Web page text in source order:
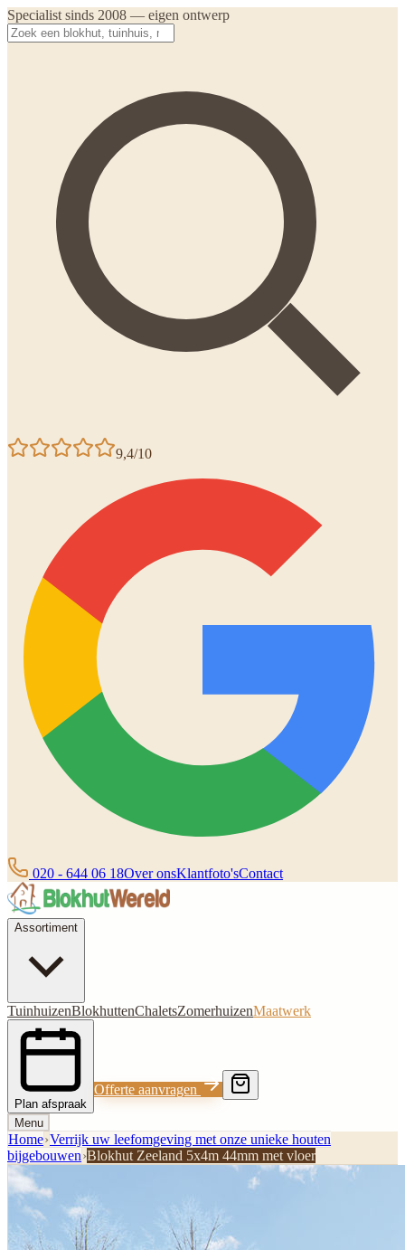
Specialist sinds 2008 — eigen ontwerp
9,4/10
020 - 644 06 18Over onsKlantfoto'sContact
Assortiment
TuinhuizenBlokhuttenChaletsZomerhuizenMaatwerk
Plan afspraak
Offerte aanvragen
Menu
Home›Verrijk uw leefomgeving met onze unieke houten
bijgebouwen›Blokhut Zeeland 5x4m 44mm met vloer